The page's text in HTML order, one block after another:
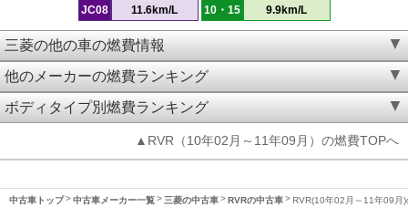
JC08 11.6km/L 10・15 9.9km/L
三菱の他の車の燃費情報
他のメーカーの燃費ランキング
ボディタイプ別燃費ランキング
▲RVR（10年02月～11年09月）の燃費TOPへ
中古車トップ 中古車メーカー一覧 三菱の中古車 RVRの中古車 RVR(10年02月～11年09月)